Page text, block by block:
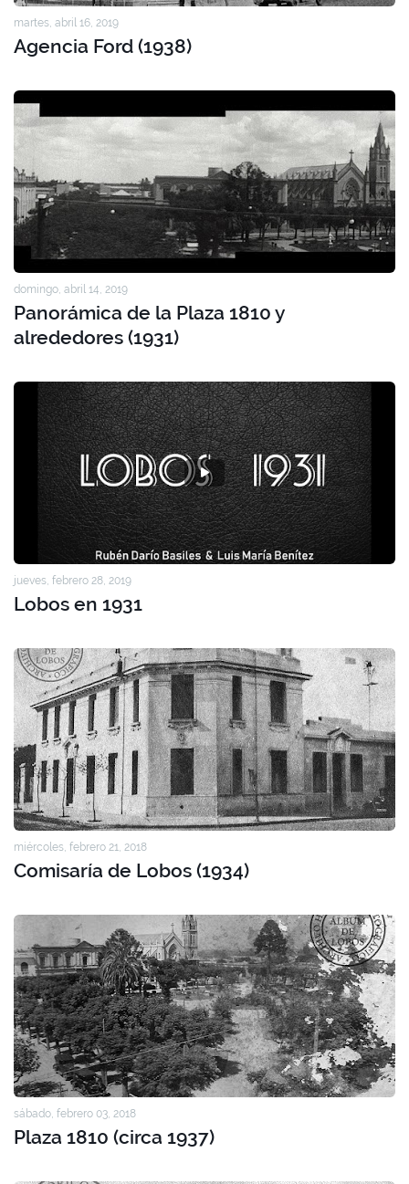
martes, abril 16, 2019
Agencia Ford (1938)
domingo, abril 14, 2019
Panorámica de la Plaza 1810 y
alrededores (1931)
jueves, febrero 28, 2019
Lobos en 1931
miércoles, febrero 21, 2018
Comisaría de Lobos (1934)
sábado, febrero 03, 2018
Plaza 1810 (circa 1937)